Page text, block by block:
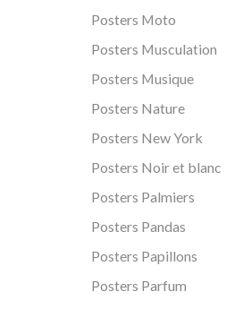
Posters Moto
Posters Musculation
Posters Musique
Posters Nature
Posters New York
Posters Noir et blanc
Posters Palmiers
Posters Pandas
Posters Papillons
Posters Parfum